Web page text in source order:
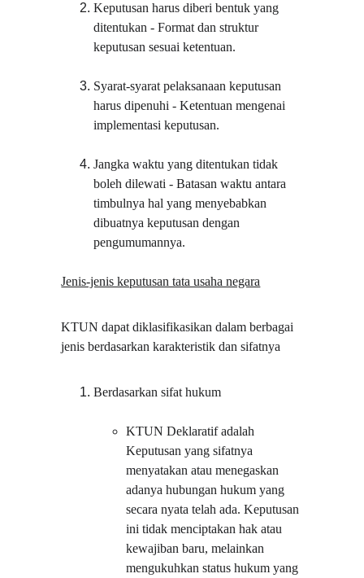
Keputusan harus diberi bentuk yang
ditentukan - Format dan struktur
keputusan sesuai ketentuan.
Syarat-syarat pelaksanaan keputusan
harus dipenuhi - Ketentuan mengenai
implementasi keputusan.
Jangka waktu yang ditentukan tidak
boleh dilewati - Batasan waktu antara
timbulnya hal yang menyebabkan
dibuatnya keputusan dengan
pengumumannya.
Jenis-jenis keputusan tata usaha negara
KTUN dapat diklasifikasikan dalam berbagai
jenis berdasarkan karakteristik dan sifatnya
Berdasarkan sifat hukum
KTUN Deklaratif adalah
Keputusan yang sifatnya
menyatakan atau menegaskan
adanya hubungan hukum yang
secara nyata telah ada. Keputusan
ini tidak menciptakan hak atau
kewajiban baru, melainkan
mengukuhkan status hukum yang